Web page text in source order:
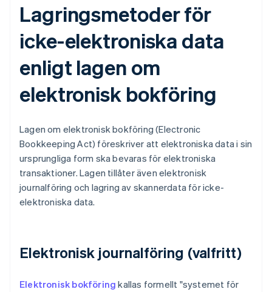
Lagringsmetoder för
icke-elektroniska data
enligt lagen om
elektronisk bokföring
Lagen om elektronisk bokföring (Electronic
Bookkeeping Act) föreskriver att elektroniska data i sin
ursprungliga form ska bevaras för elektroniska
transaktioner. Lagen tillåter även elektronisk
journalföring och lagring av skannerdata för icke-
elektroniska data.
Elektronisk journalföring (valfritt)
Elektronisk bokföring kallas formellt "systemet för